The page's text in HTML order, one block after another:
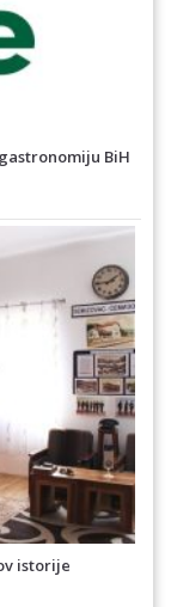
BiH
istorije